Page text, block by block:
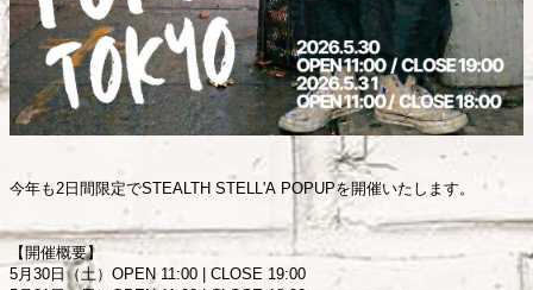
今年も2日間限定でSTEALTH STELL'A POPUPを開催いたします。
【開催概要】
5月30日（土）OPEN 11:00 | CLOSE 19:00